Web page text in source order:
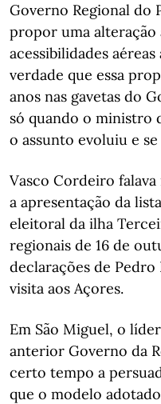
Governo Regional do
propor uma alteração
acessibilidades
verdade que essa
anos nas gavetas do
só quando o ministro
o assunto evoluiu e
Vasco Cordeiro
a apresentação da
eleitoral da ilha
regionais de 16 de
declarações de Pedro
visita aos Açores.
Em São Miguel, o
anterior Governo da
certo tempo a
que o modelo